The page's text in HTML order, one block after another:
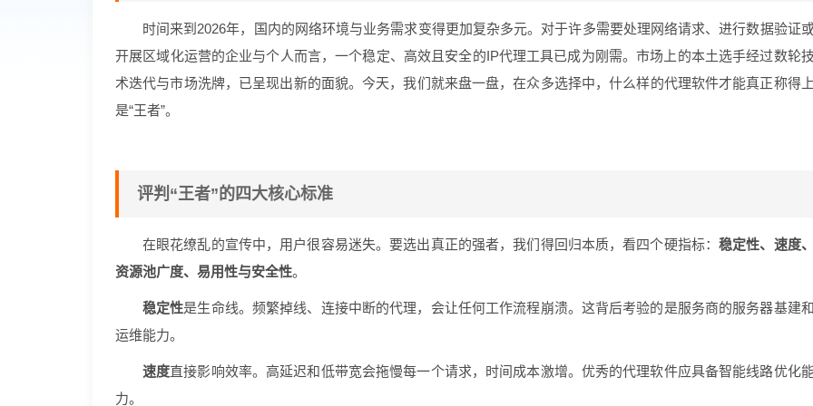
时间来到2026年，国内的网络环境与业务需求变得更加复杂多元。对于许多需要处理网络请求、进行数据验证
开展区域化运营的企业与个人而言，一个稳定、高效且安全的IP代理工具已成为刚需。市场上的本土选手经过数轮
术迭代与市场洗牌，已呈现出新的面貌。今天，我们就来盘一盘，在众多选择中，什么样的代理软件才能真正称得
是“王者”。
评判“王者”的四大核心标准
在眼花缭乱的宣传中，用户很容易迷失。要选出真正的强者，我们得回归本质，看四个硬指标：稳定性、速度
资源池广度、易用性与安全性。
稳定性是生命线。频繁掉线、连接中断的代理，会让任何工作流程崩溃。这背后考验的是服务商的服务器基建
运维能力。
速度直接影响效率。高延迟和低带宽会拖慢每一个请求，时间成本激增。优秀的代理软件应具备智能线路优化
力。